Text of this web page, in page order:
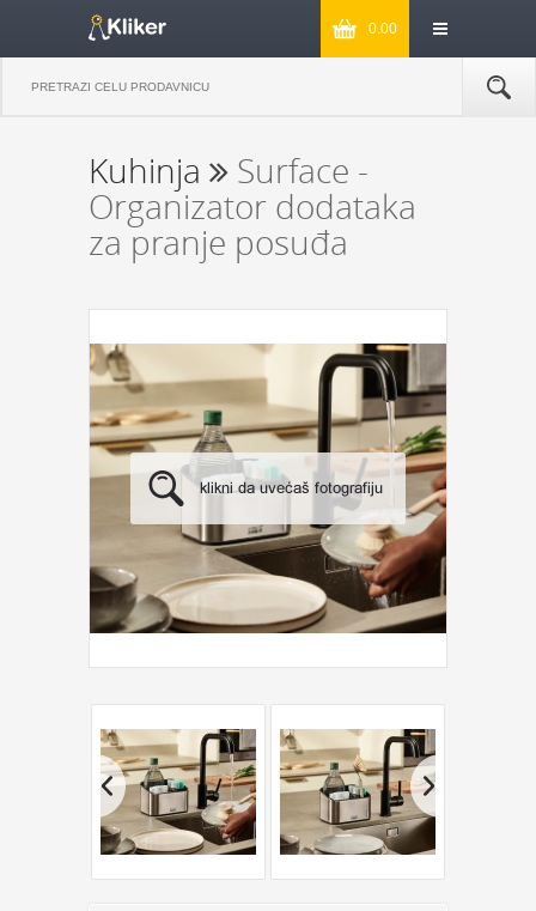
0.00
Kuhinja
Surface -
Organizator dodataka
za pranje posuđa